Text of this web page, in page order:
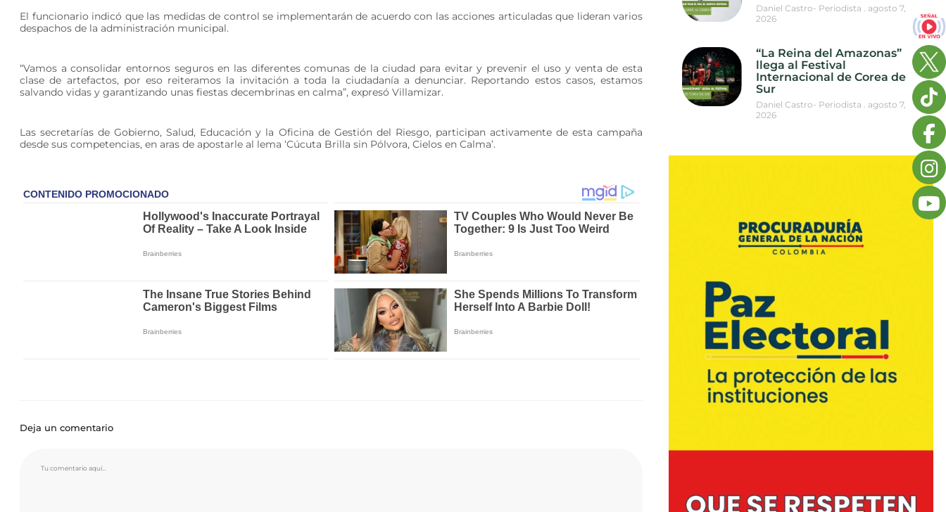
El funcionario indicó que las medidas de control se implementarán de acuerdo con las acciones articuladas que lideran varios
despachos de la administración municipal.
“Vamos a consolidar entornos seguros en las diferentes comunas de la ciudad para evitar y prevenir el uso y venta de esta
clase de artefactos, por eso reiteramos la invitación a toda la ciudadanía a denunciar. Reportando estos casos, estamos
salvando vidas y garantizando unas fiestas decembrinas en calma”, expresó Villamizar.
Las secretarías de Gobierno, Salud, Educación y la Oficina de Gestión del Riesgo, participan activamente de esta campaña
desde sus competencias, en aras de apostarle al lema ‘Cúcuta Brilla sin Pólvora, Cielos en Calma’.
Deja un comentario
Daniel Castro- Periodista
agosto 7,
2026
“La Reina del Amazonas”
llega al Festival
Internacional de Corea de
Sur
Daniel Castro- Periodista
agosto 7,
2026